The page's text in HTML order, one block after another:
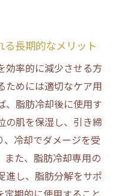
長期的なメリット
効率的に減少させる方
ためには適切なケア用
、脂肪冷却後に使用す
の肌を保湿し、引き締
、冷却でダメージを受
また、脂肪冷却専用の
進し、脂肪分解をサポ